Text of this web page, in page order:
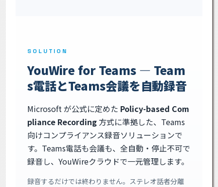
SOLUTION
YouWire for Teams — Team
s電話とTeams会議を自動録音
Microsoft が公式に定めた Policy-based Com
pliance Recording 方式に準拠した、Teams
向けコンプライアンス録音ソリューションで
す。Teams電話も会議も、全自動・停止不可で
録音し、YouWireクラウドで一元管理します。
録音するだけでは終わりません。ステレオ話者分離